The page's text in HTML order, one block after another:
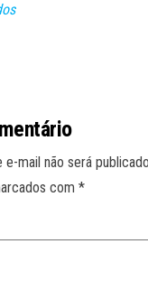
mail não será
com *